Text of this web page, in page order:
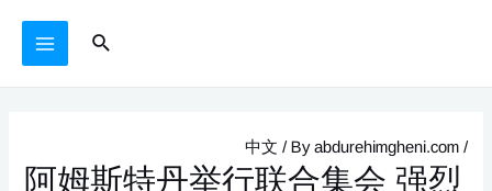
Search
/
中文 / Byabdurehimgheni.com
阿姆斯特丹举行联合集会 强烈